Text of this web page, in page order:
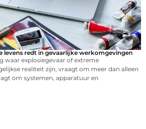
levens redt in gevaarlijke werkomgevingen
waar explosiegevaar of extreme
realiteit zijn, vraagt om meer dan alleen
om systemen, apparatuur en